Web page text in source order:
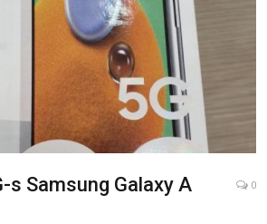
s Samsung Galaxy A
0